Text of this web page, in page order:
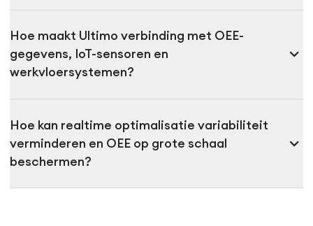
Hoe maakt Ultimo verbinding met OEE-
gegevens, IoT-sensoren en
werkvloersystemen?
expand_more
Hoe kan realtime optimalisatie variabiliteit
verminderen en OEE op grote schaal
beschermen?
expand_more